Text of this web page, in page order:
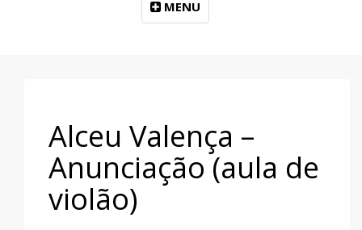
MENU
Alceu Valença –
Anunciação (aula de
violão)